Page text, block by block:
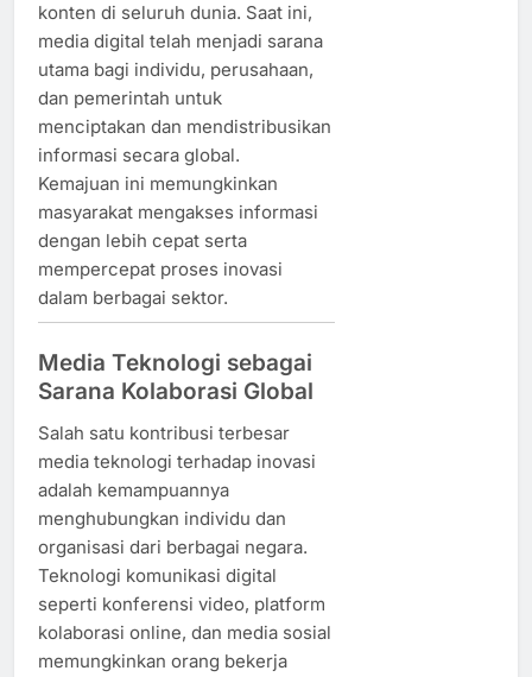
konten di seluruh dunia. Saat ini,
media digital telah menjadi sarana
utama bagi individu, perusahaan,
dan pemerintah untuk
menciptakan dan mendistribusikan
informasi secara global.
Kemajuan ini memungkinkan
masyarakat mengakses informasi
dengan lebih cepat serta
mempercepat proses inovasi
dalam berbagai sektor.
Media Teknologi sebagai
Sarana Kolaborasi Global
Salah satu kontribusi terbesar
media teknologi terhadap inovasi
adalah kemampuannya
menghubungkan individu dan
organisasi dari berbagai negara.
Teknologi komunikasi digital
seperti konferensi video, platform
kolaborasi online, dan media sosial
memungkinkan orang bekerja